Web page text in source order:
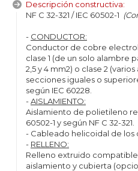
Descripción constructiva:
NF C 32-321 / IEC 60502-1
- CONDUCTOR:
Conductor de cobre
clase 1 (de un solo alambre
2,5 y 4 mm2) o clase 2
secciones iguales o
según IEC 60228.
-AISLAMIENTO:
Aislamiento de polietileno
60502-1 y según NF C 32-321.
- Cableado helicoidal de los
- RELLENO:
Relleno extruido
aislamiento y cubierta